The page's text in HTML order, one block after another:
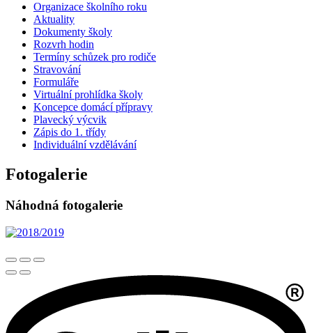
Organizace školního roku
Aktuality
Dokumenty školy
Rozvrh hodin
Termíny schůzek pro rodiče
Stravování
Formuláře
Virtuální prohlídka školy
Koncepce domácí přípravy
Plavecký výcvik
Zápis do 1. třídy
Individuální vzdělávání
Fotogalerie
Náhodná fotogalerie